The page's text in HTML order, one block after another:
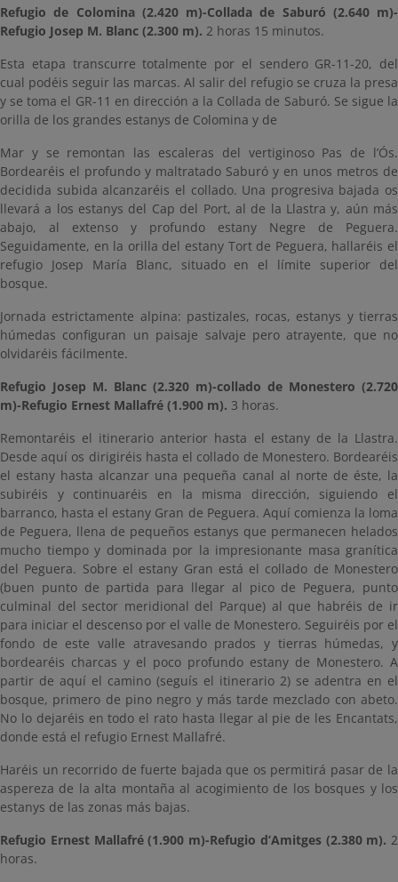
Refugio de Colomina (2.420 m)-Collada de Saburó (2.640 m)-
Refugio Josep M. Blanc (2.300 m). 2 horas 15 minutos.
Esta etapa transcurre totalmente por el sendero GR-11-20, del
cual podéis seguir las marcas. Al salir del refugio se cruza la presa
y se toma el GR-11 en dirección a la Collada de Saburó. Se sigue la
orilla de los grandes estanys de Colomina y de
Mar y se remontan las escaleras del vertiginoso Pas de l’Ós.
Bordearéis el profundo y maltratado Saburó y en unos metros de
decidida subida alcanzaréis el collado. Una progresiva bajada os
llevará a los estanys del Cap del Port, al de la Llastra y, aún más
abajo, al extenso y profundo estany Negre de Peguera.
Seguidamente, en la orilla del estany Tort de Peguera, hallaréis el
refugio Josep María Blanc, situado en el límite superior del
bosque.
Jornada estrictamente alpina: pastizales, rocas, estanys y tierras
húmedas configuran un paisaje salvaje pero atrayente, que no
olvidaréis fácilmente.
Refugio Josep M. Blanc (2.320 m)-collado de Monestero (2.720
m)-Refugio Ernest Mallafré (1.900 m). 3 horas.
Remontaréis el itinerario anterior hasta el estany de la Llastra.
Desde aquí os dirigiréis hasta el collado de Monestero. Bordearéis
el estany hasta alcanzar una pequeña canal al norte de éste, la
subiréis y continuaréis en la misma dirección, siguiendo el
barranco, hasta el estany Gran de Peguera. Aquí comienza la loma
de Peguera, llena de pequeños estanys que permanecen helados
mucho tiempo y dominada por la impresionante masa granítica
del Peguera. Sobre el estany Gran está el collado de Monestero
(buen punto de partida para llegar al pico de Peguera, punto
culminal del sector meridional del Parque) al que habréis de ir
para iniciar el descenso por el valle de Monestero. Seguiréis por el
fondo de este valle atravesando prados y tierras húmedas, y
bordearéis charcas y el poco profundo estany de Monestero. A
partir de aquí el camino (seguís el itinerario 2) se adentra en el
bosque, primero de pino negro y más tarde mezclado con abeto.
No lo dejaréis en todo el rato hasta llegar al pie de les Encantats,
donde está el refugio Ernest Mallafré.
Haréis un recorrido de fuerte bajada que os permitirá pasar de la
aspereza de la alta montaña al acogimiento de los bosques y los
estanys de las zonas más bajas.
Refugio Ernest Mallafré (1.900 m)-Refugio d’Amitges (2.380 m). 2
horas.